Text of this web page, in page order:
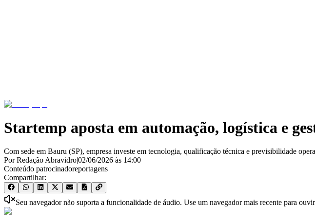
Startemp aposta em automação, logística e
Com sede em Bauru (SP), empresa investe em tecnologia, qualificação técnica e previsibilidade
Por Redação Abravidro|02/06/2026 às 14:00
Conteúdo patrocinadoreportagens
Compartilhar:
Seu navegador não suporta a funcionalidade de áudio. Use um navegador mais recente para